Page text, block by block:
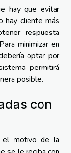
hay que evitar
hay cliente más
respuesta
minimizar en
optar por
permitirá
posible.
con
el motivo de la